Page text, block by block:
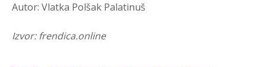
Autor: Vlatka Polšak Palatinuš
Izvor: frendica.online